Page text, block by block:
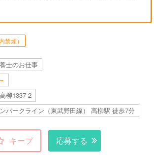
禁煙）
士のお仕事
柳1337-2
パークライン（東武野田線） 高柳駅 徒歩7分
キープ 応募する